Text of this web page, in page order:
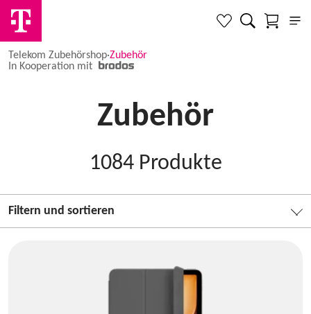
Telekom Zubehörshop·Zubehör
In Kooperation mit
Zubehör
1084 Produkte
Filtern und sortieren